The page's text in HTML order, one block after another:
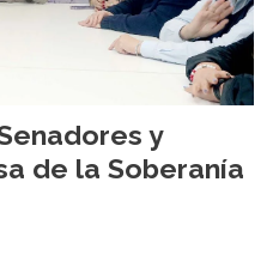
y
de la Soberanía